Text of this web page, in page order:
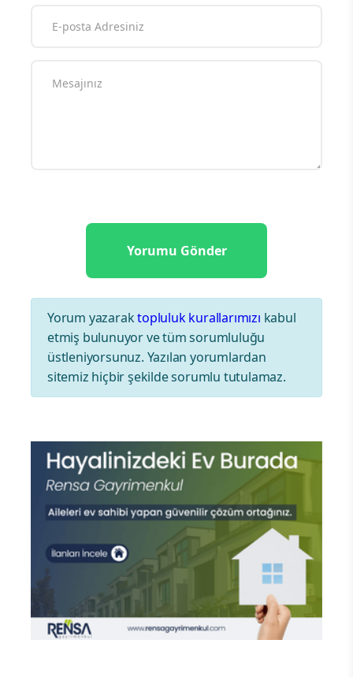
Yorum yazaraktopluluk kurallarımızı kabul
etmiş bulunuyor ve tüm sorumluluğu
üstleniyorsunuz. Yazılan yorumlardan
sitemiz hiçbir şekilde sorumlu tutulamaz.